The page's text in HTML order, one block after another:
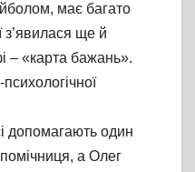
має багато
з’явилася ще й
– «карта бажань».
допомагають один
а Олег